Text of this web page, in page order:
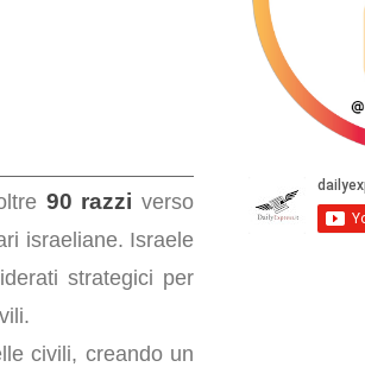
90 razzi verso
israeliane. Israele
strategici per
civili, creando un